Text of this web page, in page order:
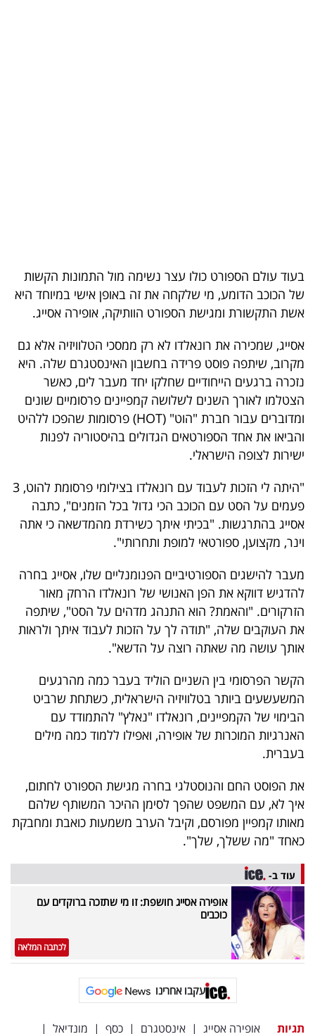
המילון
הכלכלי
פודקאסט
40
UNDER
40
פעולה
ניוזלטרים
מייל
אדום
פרסמו
באייס
עקבו
אחרינו:
בעוד עולם הספורט כולו עצר נשימה מול התמונות הקשות
של הכוכב הדומע, מי שלקחה את זה באופן אישי במיוחד היא
אשת התקשורת ומגישת הספורט הוותיקה, אופירה אסייג.
אסייג, שמכירה את רונאלדו לא רק ממסכי הטלוויזיה אלא גם
מקרוב, שיתפה פוסט פרידה בחשבון האינסטגרם שלה. היא
נזכרה ברגעים הייחודיים שחלקו יחד מעבר לים, כאשר
הצטלמו לאורך השנים לשלושה קמפיינים פרסומיים שונים
ומדוברים עבור חברת "הוט" (HOT) פרסומות שהפכו ללהיט
והביאו את אחד הספורטאים הגדולים בהיסטוריה לפנות
ישירות לצופה הישראלי.
"היתה לי הזכות לעבוד עם רונאלדו בצילומי פרסומת להוט, 3
פעמים על הסט עם הכוכב הכי גדול בכל הזמנים", כתבה
אסייג בהתרגשות. "בכיתי איתך כשירדת מהמדשאה כי אתה
וינר, מקצוען, ספורטאי למופת ותחרותי".
מעבר להישגים הספורטיביים הפנומנליים שלו, אסייג בחרה
להדגיש דווקא את הפן האנושי של רונאלדו הרחק מאור
הזרקורים. "והאמת? הוא התנהג מדהים על הסט", שיתפה
את העוקבים שלה, "תודה לך על הזכות לעבוד איתך ולראות
אותך עושה מה שאתה רוצה על הדשא".
הקשר הפרסומי בין השניים הוליד בעבר כמה מהרגעים
המשעשעים ביותר בטלוויזיה הישראלית, כשתחת שרביט
הבימוי של הקמפיינים, רונאלדו "נאלץ" להתמודד עם
האנרגיות המוכרות של אופירה, ואפילו ללמוד כמה מילים
בעברית.
את הפוסט החם והנוסטלגי בחרה מגישת הספורט לחתום,
איך לא, עם המשפט שהפך לסימן ההיכר המשותף שלהם
מאותו קמפיין מפורסם, וקיבל הערב משמעות כואבת ומחבקת
כאחד "מה ששלך, שלך".
עוד ב-
אופירה אסייג חושפת: זו מי שתזכה ברוקדים עם
כוכבים
לכתבה המלאה
עקבו אחרינו
תגיות אופירה אסייג | אינסטגרם | כסף | מונדיאל |